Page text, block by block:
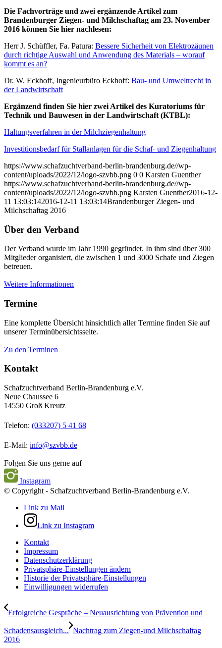
Die Fachvorträge und zwei ergänzende Artikel zum
Brandenburger Ziegen- und Milchschaftag am 23. November
2016 können Sie hier nachlesen:
Herr J. Schüffler, Fa. Patura: Bessere Sicherheit von Elektrozäunen
durch richtige Auswahl und Anwendung des Materials – worauf
kommt es an?
Dr. W. Eckhoff, Ingenieurbüro Eckhoff: Bau- und Umweltrecht in
der Landwirtschaft
Ergänzend finden Sie hier zwei Artikel des Kuratoriums für
Technik und Bauwesen in der Landwirtschaft (KTBL):
Haltungsverfahren in der Milchziegenhaltung
Investitionsbedarf für Stallanlagen für die Schaf- und Ziegenhaltung
https://www.schafzuchtverband-berlin-brandenburg.de//wp-
content/uploads/2022/12/logo-szvbb.png 0 0 Karsten Guenther
https://www.schafzuchtverband-berlin-brandenburg.de//wp-
content/uploads/2022/12/logo-szvbb.png Karsten Guenther2016-12-
11 13:03:142016-12-11 13:03:14Brandenburger Ziegen- und
Milchschaftag 2016
Über den Verband
Der Verband wurde im Jahr 1990 gegründet. In ihm sind über 300
Mitglieder organisiert, die zwischen 1 und 3000 Schafe und Ziegen
betreuen.
Weitere Informationen
Termine
Eine komplette Übersicht hinsichtlich aller Termine finden Sie auf
unserer Terminübersichtsseite.
Zu den Terminen
Kontakt
Schafzuchtverband Berlin-Brandenburg e.V.
Neue Chaussee 6
14550 Groß Kreutz
Telefon: (033207) 5 41 68
E-Mail: info@szvbb.de
Folgen Sie uns gerne auf
Instagram
© Copyright - Schafzuchtverband Berlin-Brandenburg e.V.
Link zu Mail
Link zu Instagram
Kontakt
Impressum
Datenschutzerklärung
Privatsphäre-Einstellungen ändern
Historie der Privatsphäre-Einstellungen
Einwilligungen widerrufen
Erfolgreiche Gespräche – Neuausrichtung von Prävention und
Schadensausgleich... Nachtrag zum Ziegen-und Milchschaftag
2016